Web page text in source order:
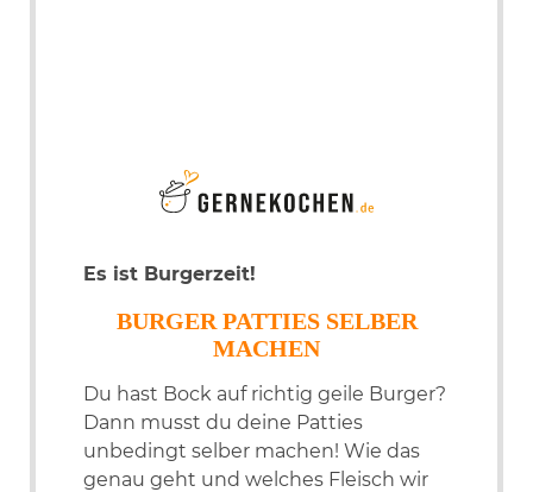
Es ist Burgerzeit!
BURGER PATTIES SELBER
MACHEN
Du hast Bock auf richtig geile Burger?
Dann musst du deine Patties
unbedingt selber machen! Wie das
genau geht und welches Fleisch wir